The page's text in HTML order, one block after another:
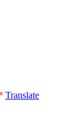
Translate